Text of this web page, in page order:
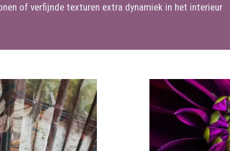
of verfijnde texturen extra dynamiek in het interieur